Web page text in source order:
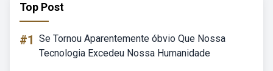
Top Post
#1 Se Tornou Aparentemente óbvio Que Nossa
Tecnologia Excedeu Nossa Humanidade